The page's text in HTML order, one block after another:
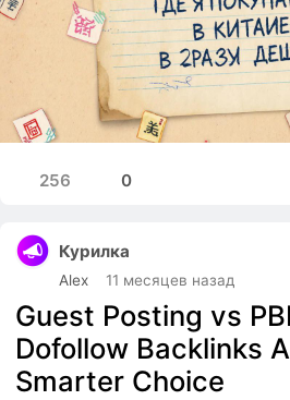
256 0
Курилка
Alex 11 месяцев назад
Guest Posting vs
Dofollow Backlinks
Smarter Choice